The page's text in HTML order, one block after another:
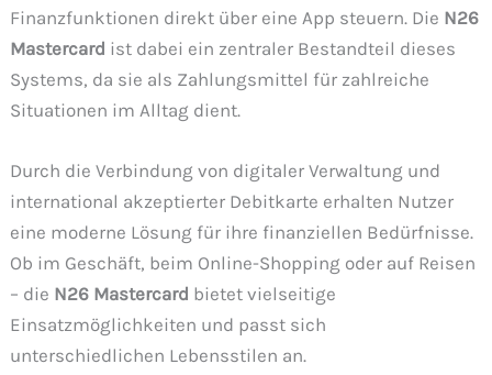
Finanzfunktionen direkt über eine App steuern. Die N26
Mastercard ist dabei ein zentraler Bestandteil dieses
Systems, da sie als Zahlungsmittel für zahlreiche
Situationen im Alltag dient.
Durch die Verbindung von digitaler Verwaltung und
international akzeptierter Debitkarte erhalten Nutzer
eine moderne Lösung für ihre finanziellen Bedürfnisse.
Ob im Geschäft, beim Online-Shopping oder auf Reisen
– die N26 Mastercard bietet vielseitige
Einsatzmöglichkeiten und passt sich
unterschiedlichen Lebensstilen an.